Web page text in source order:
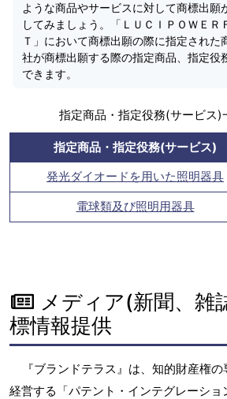
ような商品やサービスに対して商標出願
してみましょう。「ＬＵＣＩＰＯＷＥＲ
Ｔ」において商標出願の際に指定された
社が商標出願する際の指定商品、指定役
できます。
指定商品・指定役務(サービス)
指定商品・指定役務(サービス)
発光ダイオードを用いた照明器具
電球類及び照明用器具
メディア(新聞、雑
標情報提供
『ブランドテラス』は、知的財産権
経営する「パテント・インテグレーショ